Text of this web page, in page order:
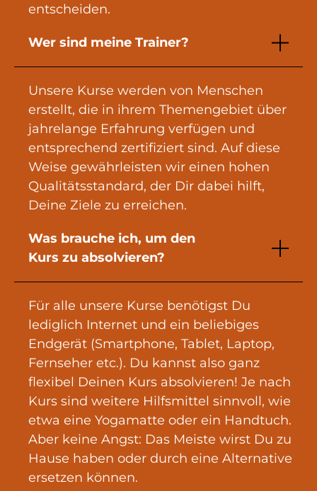
entscheiden.
Wer sind meine Trainer?
Unsere Kurse werden von Menschen
erstellt, die in ihrem Themengebiet über
jahrelange Erfahrung verfügen und
entsprechend zertifiziert sind. Auf diese
Weise gewährleisten wir einen hohen
Qualitätsstandard, der Dir dabei hilft,
Deine Ziele zu erreichen.
Was brauche ich, um den
Kurs zu absolvieren?
Für alle unsere Kurse benötigst Du
lediglich Internet und ein beliebiges
Endgerät (Smartphone, Tablet, Laptop,
Fernseher etc.). Du kannst also ganz
flexibel Deinen Kurs absolvieren! Je nach
Kurs sind weitere Hilfsmittel sinnvoll, wie
etwa eine Yogamatte oder ein Handtuch.
Aber keine Angst: Das Meiste wirst Du zu
Hause haben oder durch eine Alternative
ersetzen können.